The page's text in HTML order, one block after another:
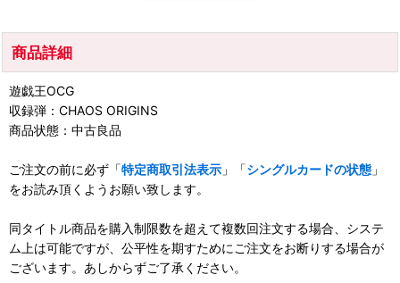
商品詳細
遊戯王OCG
収録弾：CHAOS ORIGINS
商品状態：中古良品
ご注文の前に必ず「特定商取引法表示 」「シングルカードの状態 」
をお読み頂くようお願い致します。
同タイトル商品を購入制限数を超えて複数回注文する場合、システ
ム上は可能ですが、公平性を期すためにご注文をお断りする場合が
ございます。あしからずご了承ください。